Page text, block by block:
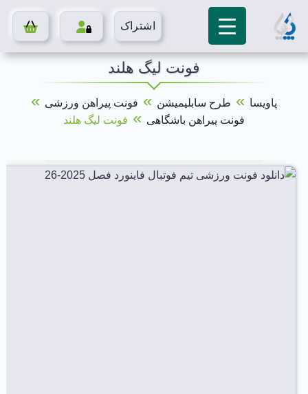
اشتراک
فونت لیگ هلند
پاویسا » طرح سابلیمیشن » فونت پیراهن ورزشی »
فونت پیراهن باشگاهی » فونت لیگ هلند